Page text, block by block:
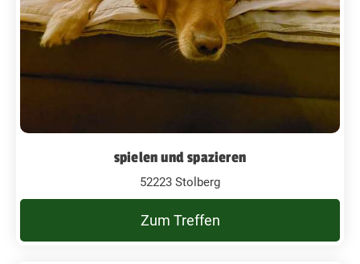
spielen und spazieren
52223 Stolberg
Zum Treffen